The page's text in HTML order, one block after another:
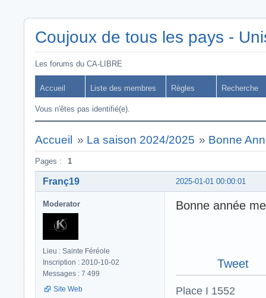
Coujoux de tous les pays -
Les forums du CA-LIBRE
Accueil Liste des membres Règles Recherche
Vous n'êtes pas identifié(e).
Accueil » La saison 2024/2025 » Bonne
Pages : 1
2025-01-01 00:00:01
Franç19
Moderator
Lieu : Sainte Féréole
Inscription : 2010-10-02
Messages : 7 499
Site Web
Bonne année
Tweet
Place I 1552